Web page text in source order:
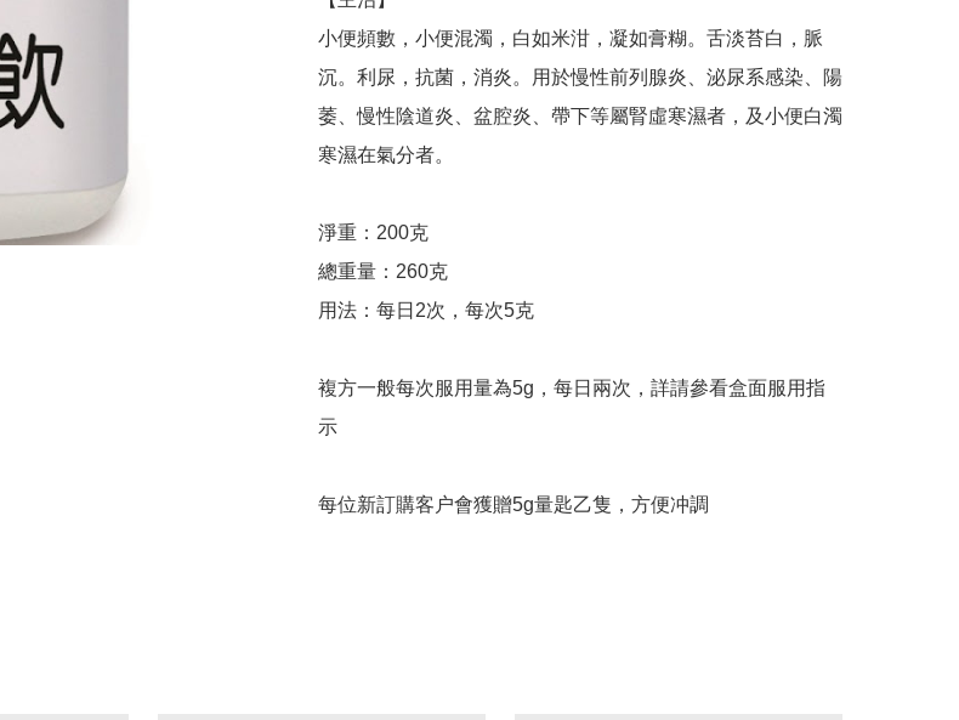
小便頻數，小便混濁，白如米泔，凝如膏糊。舌淡苔白，脈
沉。利尿，抗菌，消炎。用於慢性前列腺炎、泌尿系感染、陽
萎、慢性陰道炎、盆腔炎、帶下等屬腎虛寒濕者，及小便白濁
寒濕在氣分者。
淨重：200克
總重量：260克
用法：每日2次，每次5克
複方一般每次服用量為5g，每日兩次，詳請參看盒面服用指
示
每位新訂購客户會獲贈5g量匙乙隻，方便冲調